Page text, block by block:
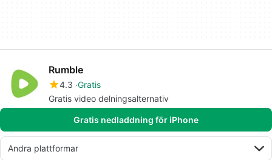
Rumble
4.3 Gratis
Gratis video delningsalternativ
Gratis nedladdning för iPhone
Andra plattformar